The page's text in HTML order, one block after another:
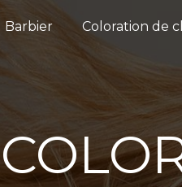
Barbier Coloration de